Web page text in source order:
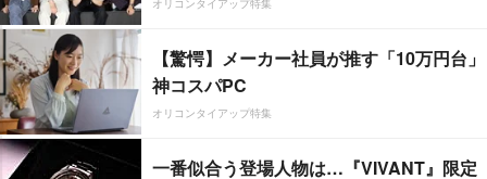
【驚愕】メーカー社員が推す「10万円台」
神コスパPC
オリコンタイアップ特集
一番似合う登場人物は…『VIVANT』限定